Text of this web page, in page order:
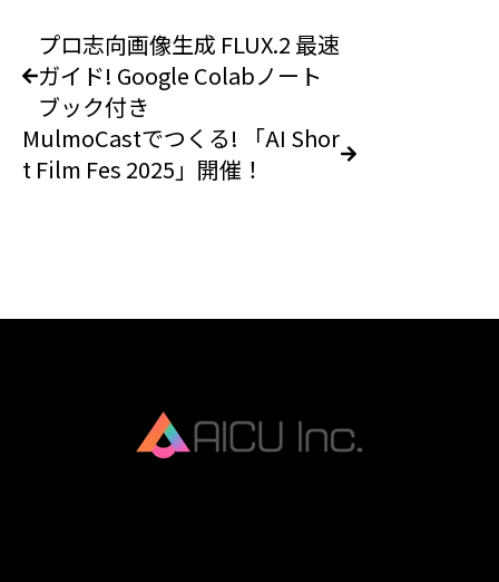
プロ志向画像生成 FLUX.2 最速
ガイド! Google Colabノート
ブック付き
MulmoCastでつくる! 「AI Shor
t Film Fes 2025」開催！